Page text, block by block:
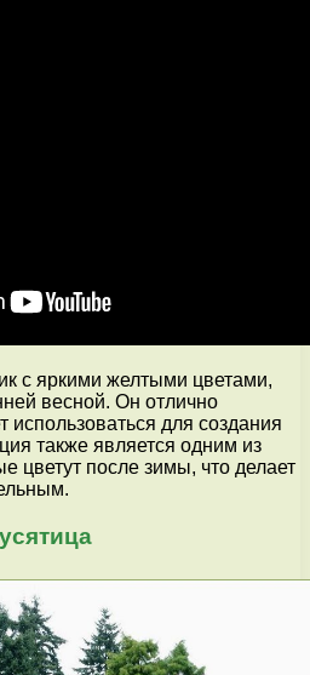
с яркими желтыми цветами,
весной. Он отлично
использоваться для создания
также является одним из
цветут после зимы, что делает